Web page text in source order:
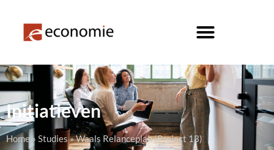
Initiatieven
Home» Studies»Waals Relanceplan (Project 13)